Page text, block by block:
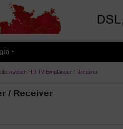
HD TV-Empfänger / Receiver
/ Receiver